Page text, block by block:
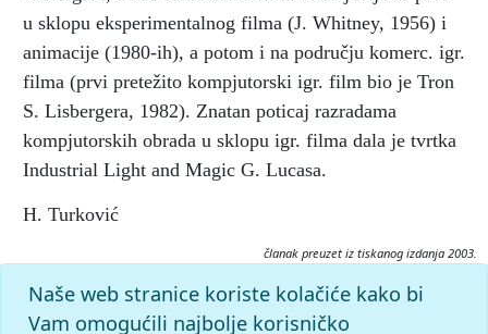
u sklopu eksperimentalnog filma (J. Whitney, 1956) i
animacije (1980-ih), a potom i na području komerc. igr.
filma (prvi pretežito kompjutorski igr. film bio je Tron
S. Lisbergera, 1982). Znatan poticaj razradama
kompjutorskih obrada u sklopu igr. filma dala je tvrtka
Industrial Light and Magic G. Lucasa.
H. Turković
članak preuzet iz tiskanog izdanja 2003.
Citiranje:
kompjutorski film.Filmski leksikon (2003), mrežno izdanje.
Naše web stranice koriste kolačiće kako bi
Vam omogućili najbolje korisničko